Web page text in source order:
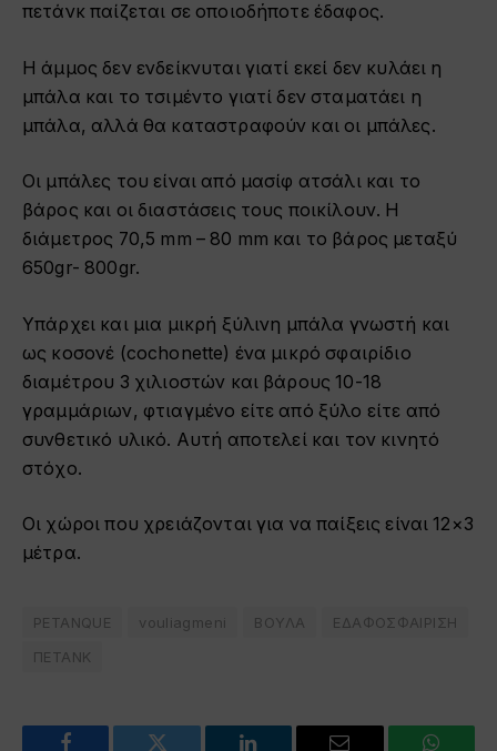
πετάνκ παίζεται σε οποιοδήποτε έδαφος.
Η άμμος δεν ενδείκνυται γιατί εκεί δεν κυλάει η
μπάλα και το τσιμέντο γιατί δεν σταματάει η
μπάλα, αλλά θα καταστραφούν και οι μπάλες.
Οι μπάλες του είναι από μασίφ ατσάλι και το
βάρος και οι διαστάσεις τους ποικίλουν. H
διάμετρος 70,5 mm – 80 mm και το βάρος μεταξύ
650gr- 800gr.
Υπάρχει και μια μικρή ξύλινη μπάλα γνωστή και
ως κοσονέ (cochonette) ένα μικρό σφαιρίδιο
διαμέτρου 3 χιλιοστών και βάρους 10-18
γραμμάριων, φτιαγμένο είτε από ξύλο είτε από
συνθετικό υλικό. Αυτή αποτελεί και τον κινητό
στόχο.
Οι χώροι που χρειάζονται για να παίξεις είναι 12×3
μέτρα.
PETANQUE vouliagmeni ΒΟΥΛΑ
ΕΔΑΦΟΣΦΑΙΡΙΣΗ
ΠΕΤΑΝΚ